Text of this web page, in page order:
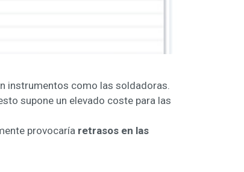
instrumentos como las soldadoras.
supone un elevado coste para las
provocaría retrasos en las